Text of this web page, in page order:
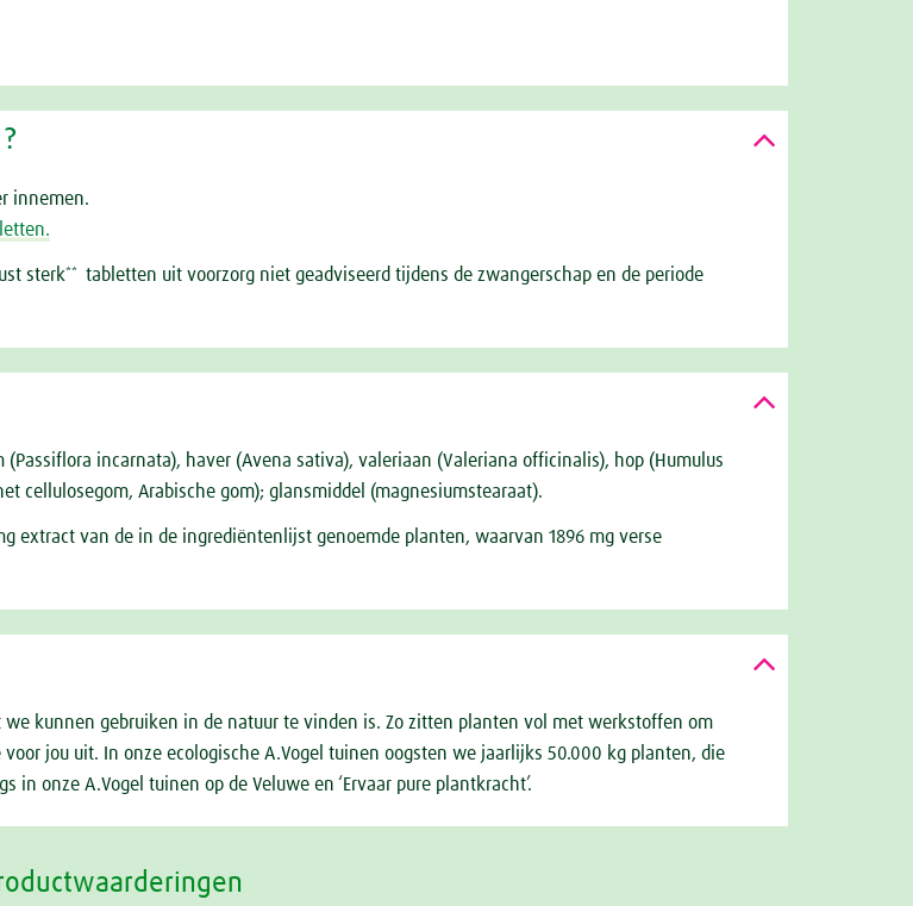
innemen.
sterk**
tabletten uit voorzorg niet geadviseerd tijdens de zwangerschap en de periode
incarnata), haver (Avena sativa), valeriaan (Valeriana officinalis), hop (Humulus
cellulosegom, Arabische gom); glansmiddel (magnesiumstearaat).
extract van de in de ingrediëntenlijst genoemde planten, waarvan 1896 mg verse
kunnen gebruiken in de natuur te vinden is. Zo zitten planten vol met werkstoffen om
jou uit. In onze ecologische A.Vogel tuinen oogsten we jaarlijks 50.000 kg planten, die
onze A.Vogel tuinen op de Veluwe en ‘Ervaar pure plantkracht’.